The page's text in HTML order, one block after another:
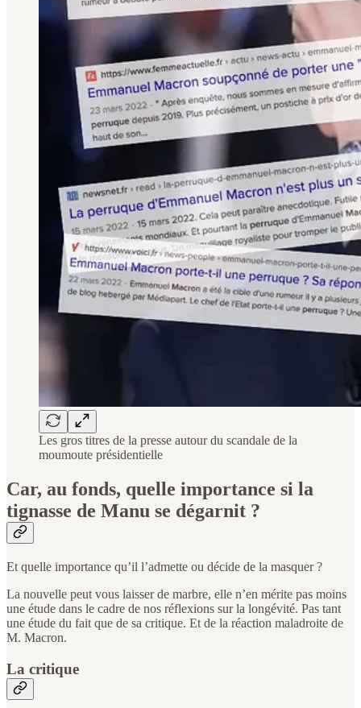
Les gros titres de la presse autour du scandale de la
moumoute présidentielle
Car, au fonds, quelle importance si la
tignasse de Manu se dégarnit ?
Et quelle importance qu’il l’admette ou décide de la masquer ?
La nouvelle peut vous laisser de marbre, elle n’en mérite pas moins
une étude dans le cadre de nos réflexions sur la longévité. Pas tant
une étude du fait que de sa critique. Et de la réaction maladroite de
M. Macron.
La critique